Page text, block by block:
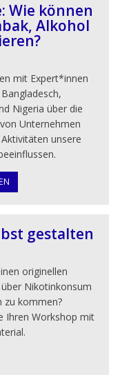
Wie können
Alkohol
mit Expert*innen
Nigeria über die
Unternehmen
unsere
gestalten
originellen
Nikotinkonsum
zu kommen?
Ihren Workshop mit